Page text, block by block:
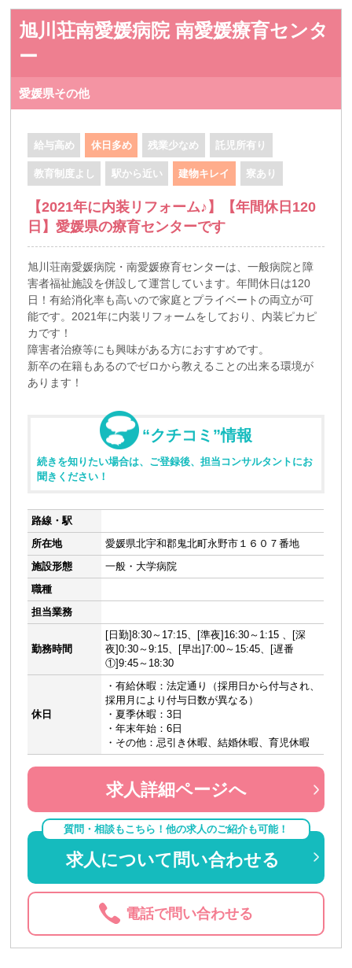
旭川荘南愛媛病院 南愛媛療育センタ
ー
愛媛県その他
給与高め 休日多め 残業少なめ 託児所有り
教育制度よし 駅から近い 建物キレイ 寮あり
【2021年に内装リフォーム♪】【年間休日120
日】愛媛県の療育センターです
旭川荘南愛媛病院・南愛媛療育センターは、一般病院と障
害者福祉施設を併設して運営しています。年間休日は120
日！有給消化率も高いので家庭とプライベートの両立が可
能です。2021年に内装リフォームをしており、内装ピカピ
カです！
障害者治療等にも興味がある方におすすめです。
新卒の在籍もあるのでゼロから教えることの出来る環境が
あります！
“クチコミ”情報
続きを知りたい場合は、ご登録後、担当コンサルタントにお
聞きください！
路線・駅
所在地
愛媛県北宇和郡鬼北町永野市１６０７番地
施設形態
一般・大学病院
職種
担当業務
勤務時間
[日勤]8:30～17:15、[準夜]16:30～1:15 、[深
夜]0:30～9:15、[早出]7:00～15:45、[遅番
①]9:45～18:30
休日
・有給休暇：法定通り（採用日から付与され、
採用月により付与日数が異なる）
・夏季休暇：3日
・年末年始：6日
・その他：忌引き休暇、結婚休暇、育児休暇
求人詳細ページへ
質問・相談もこちら！他の求人のご紹介も可能！
求人について問い合わせる
電話で問い合わせる